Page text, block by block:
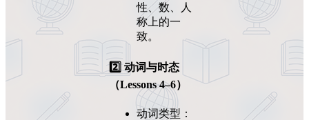
性、数、人
称上的一
致。
2️⃣ 动词与时态
（Lessons 4–6）
动词类型：